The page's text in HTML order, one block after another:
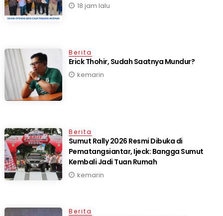
18 jam lalu
Berita
Erick Thohir, Sudah Saatnya Mundur?
kemarin
Berita
Sumut Rally 2026 Resmi Dibuka di
Pematangsiantar, Ijeck: Bangga Sumut
Kembali Jadi Tuan Rumah
kemarin
Berita